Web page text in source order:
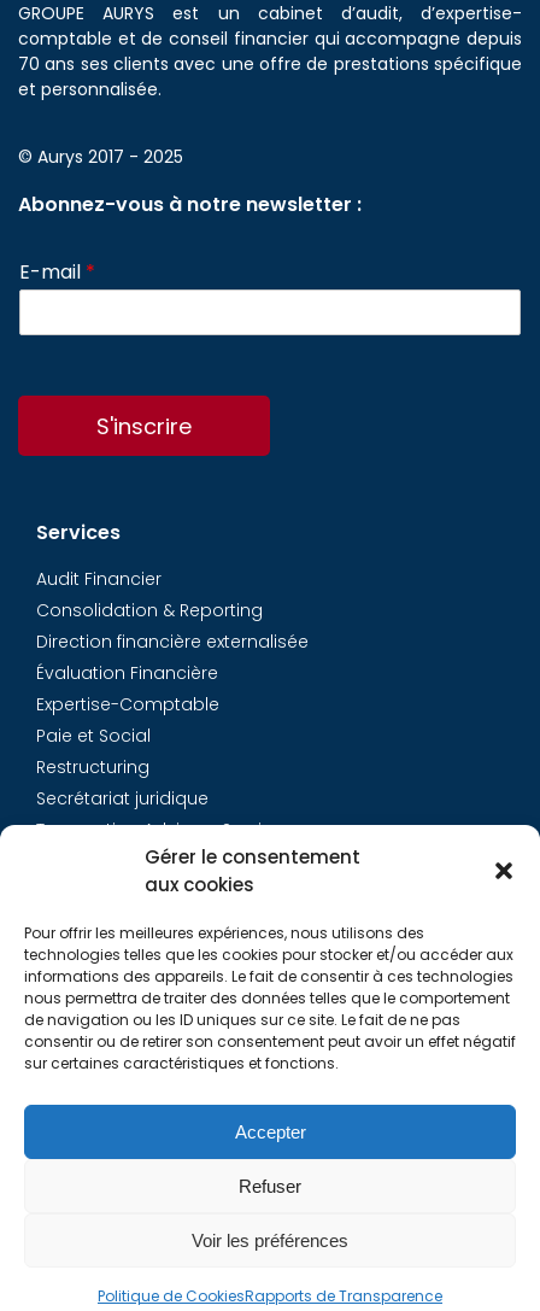
Gérer le consentement
aux cookies
Pour offrir les meilleures expériences, nous utilisons des
technologies telles que les cookies pour stocker et/ou accéder aux
informations des appareils. Le fait de consentir à ces technologies
nous permettra de traiter des données telles que le comportement
de navigation ou les ID uniques sur ce site. Le fait de ne pas
consentir ou de retirer son consentement peut avoir un effet négatif
sur certaines caractéristiques et fonctions.
Accepter
Refuser
Voir les préférences
Politique de CookiesRapports de Transparence
GROUPE AURYS est un cabinet d’audit, d’expertise-
comptable et de conseil financier qui accompagne depuis
70 ans ses clients avec une offre de prestations spécifique
et personnalisée.
© Aurys 2017 - 2025
Abonnez-vous à notre newsletter :
E-mail *
S'inscrire
Services
Audit Financier
Consolidation & Reporting
Direction financière externalisée
Évaluation Financière
Expertise-Comptable
Paie et Social
Restructuring
Secrétariat juridique
Transaction Advisory Services
Équipe
Carrières
Contact
Liens utiles
Politique de Cookies (EU)